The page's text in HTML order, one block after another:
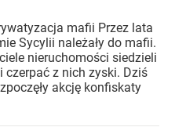
mafii Przez lata
Sycylii należały do mafii.
nieruchomości siedzieli
czerpać z nich zyski. Dziś
akcję konfiskaty